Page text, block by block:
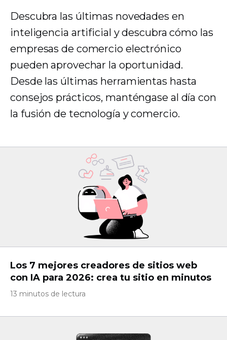
Descubra las últimas novedades en
inteligencia artificial y descubra cómo las
empresas de comercio electrónico
pueden aprovechar la oportunidad.
Desde las últimas herramientas hasta
consejos prácticos, manténgase al día con
la fusión de tecnología y comercio.
Los 7 mejores creadores de sitios web
con IA para 2026: crea tu sitio en minutos
13 minutos de lectura